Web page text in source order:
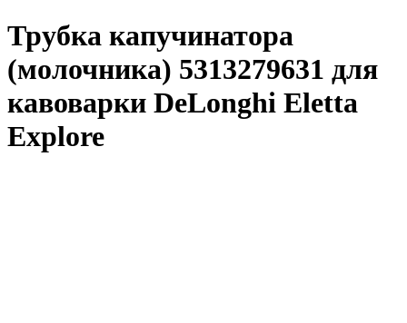
Трубка капучинатора
(молочника) 5313279631 для
кавоварки DeLonghi Eletta
Explore